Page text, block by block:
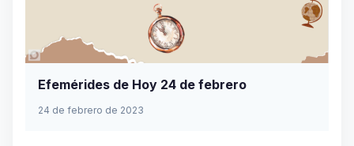
Efemérides de Hoy 24 de febrero
24 de febrero de 2023